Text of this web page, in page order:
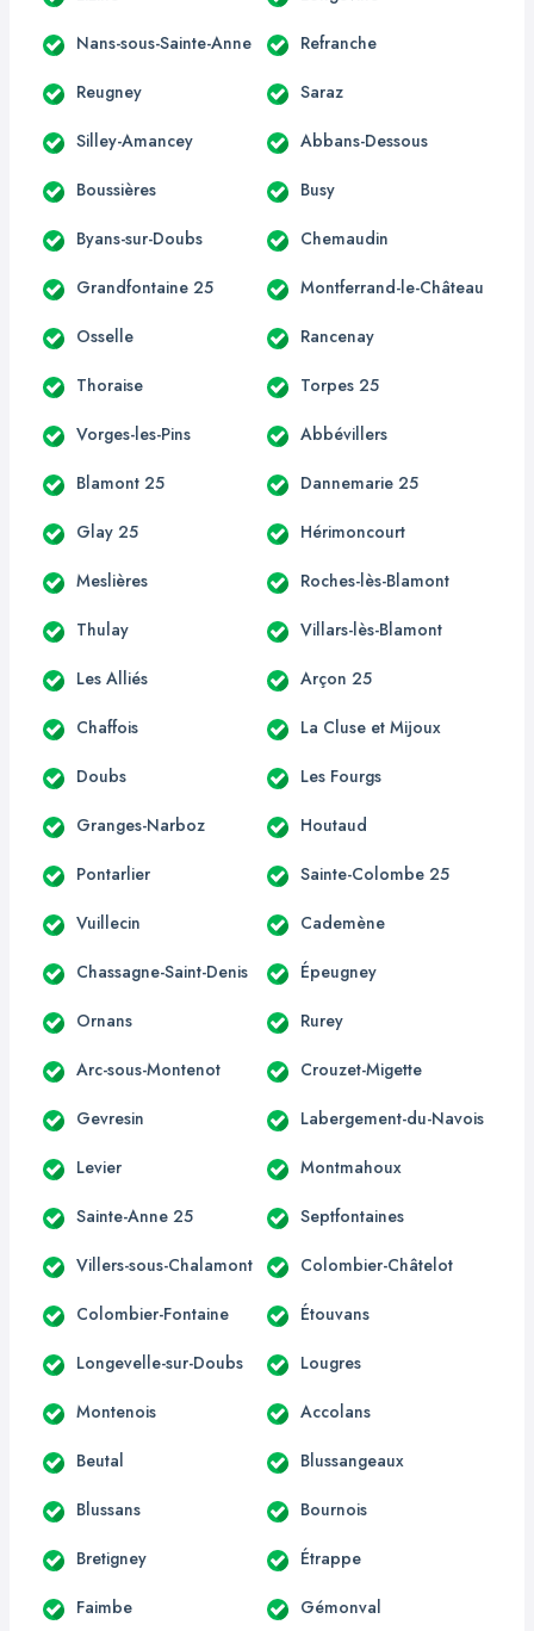
Nans-sous-Sainte-Anne Refranche
Reugney Saraz
Silley-Amancey Abbans-Dessous
Boussières Busy
Byans-sur-Doubs Chemaudin
Grandfontaine 25 Montferrand-le-Château
Osselle Rancenay
Thoraise Torpes 25
Vorges-les-Pins Abbévillers
Blamont 25 Dannemarie 25
Glay 25 Hérimoncourt
Meslières Roches-lès-Blamont
Thulay Villars-lès-Blamont
Les Alliés Arçon 25
Chaffois La Cluse et Mijoux
Doubs Les Fourgs
Granges-Narboz Houtaud
Pontarlier Sainte-Colombe 25
Vuillecin Cademène
Chassagne-Saint-Denis Épeugney
Ornans Rurey
Arc-sous-Montenot Crouzet-Migette
Gevresin Labergement-du-Navois
Levier Montmahoux
Sainte-Anne 25 Septfontaines
Villers-sous-Chalamont Colombier-Châtelot
Colombier-Fontaine Étouvans
Longevelle-sur-Doubs Lougres
Montenois Accolans
Beutal Blussangeaux
Blussans Bournois
Bretigney Étrappe
Faimbe Gémonval